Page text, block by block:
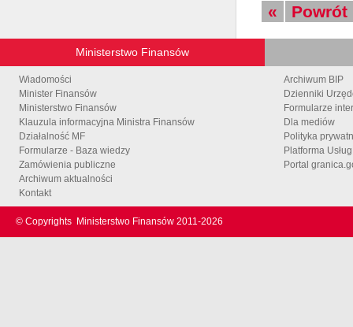
« Powrót
Ministerstwo Finansów
Wiadomości
Minister Finansów
Ministerstwo Finansów
Klauzula informacyjna Ministra Finansów
Działalność MF
Formularze - Baza wiedzy
Zamówienia publiczne
Archiwum aktualności
Kontakt
Archiwum BIP
Dzienniki
Formularze
Dla mediów
Polityka
Platforma
Portal
© Copyrights Ministerstwo Finansów 2011-2026